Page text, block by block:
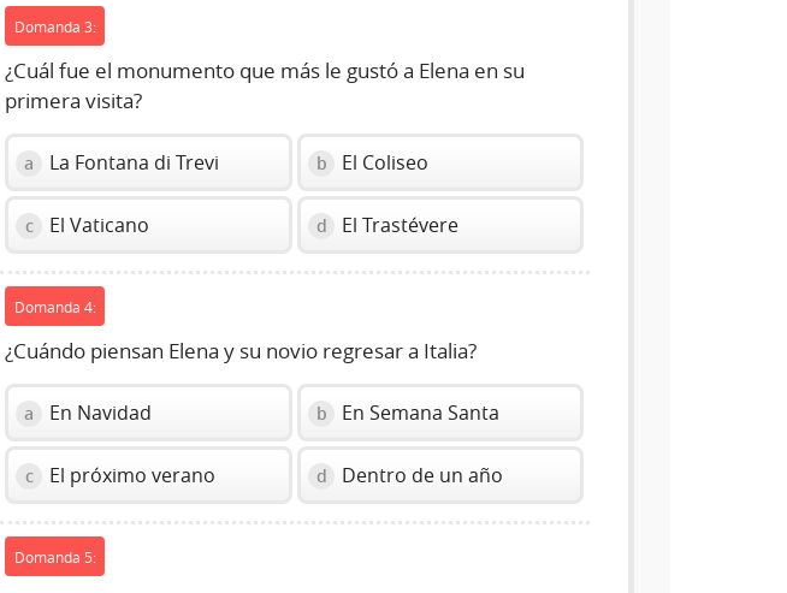
Domanda 3:
¿Cuál fue el monumento que más le gustó a Elena en su
primera visita?
a La Fontana di Trevi b El Coliseo
c El Vaticano d El Trastévere
Domanda 4:
¿Cuándo piensan Elena y su novio regresar a Italia?
a En Navidad b En Semana Santa
c El próximo verano d Dentro de un año
Domanda 5: